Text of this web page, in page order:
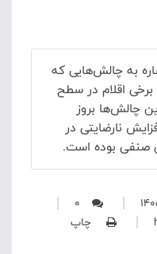
به چالش‌هایی که
اقلام در سطح
چالش‌ها بروز
نارضایتی در
صنفی بوده است.
0
چاپ